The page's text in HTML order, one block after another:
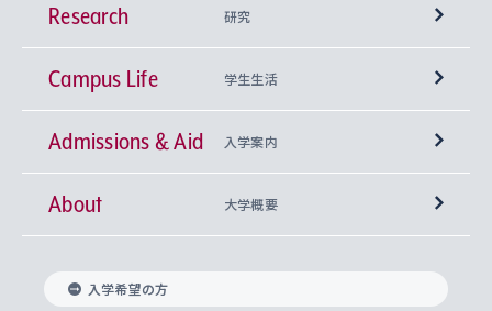
学部
神学部
文学部
総合人間科学部
興味から学科を探す
上智大学の全学共通教育
基盤教育センター
キリスト教人間学
上智大学の語学教育
言語教育研究センター
上智大学のグローバル教育
Research 研究
研究所 等
キリスト教文化研究所
中世思想研究所
Sophia Open Research Weeks (SORW)
産官学連携
知的財産
Campus Life 学生生活
学期区分と授業時間割
課外活動
課外教育プログラム
グローバルな学びのコミュニティ
Admissions & Aid 入学案内
上智大学で取得できる学位
入れの方針）
About 大学概要
理事長・学長メッセージ
入学希望の方